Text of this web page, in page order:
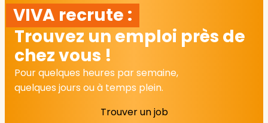
VIVA recrute :
Trouvez un emploi près de
chez vous !
Pour quelques heures par semaine,
quelques jours ou à temps plein.
Trouver un job